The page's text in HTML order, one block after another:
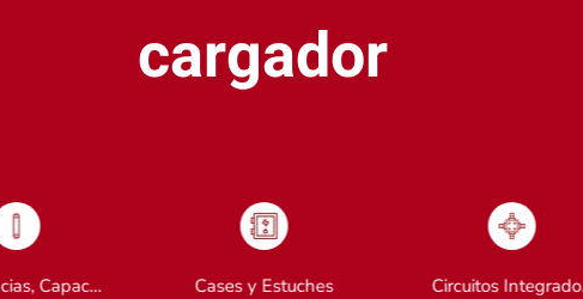
cargador
Cases y Estuches Circuitos Integrado…